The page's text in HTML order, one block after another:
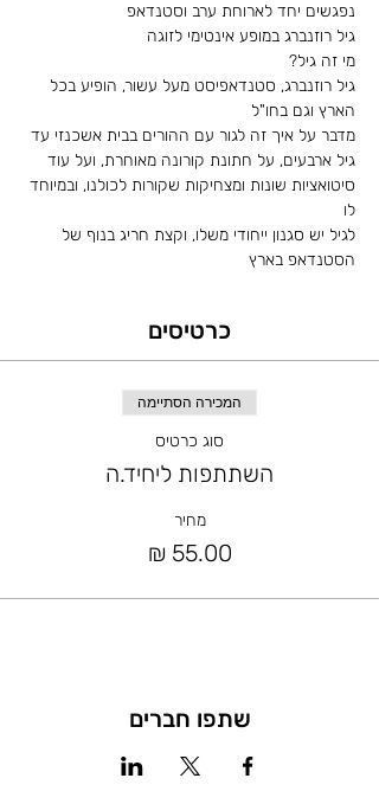
נפגשים יחד לארוחת ערב וסטנדאפ
גיל רוזנברג במופע אינטימי לזוגה
מי זה גיל?
גיל רוזנברג, סטנדאפיסט מעל עשור, הופיע בכל
הארץ וגם בחו"ל
מדבר על איך זה לגור עם ההורים בבית אשכנזי עד
גיל ארבעים, על חתונת קורונה מאוחרת, ועל עוד
סיטואציות שונות ומצחיקות שקורות לכולנו, ובמיוחד
לו
לגיל יש סגנון ייחודי משלו, וקצת חריג בנוף של
הסטנדאפ בארץ
כרטיסים
המכירה הסתיימה
סוג כרטיס
השתתפות ליחיד.ה
מחיר
שתפו חברים